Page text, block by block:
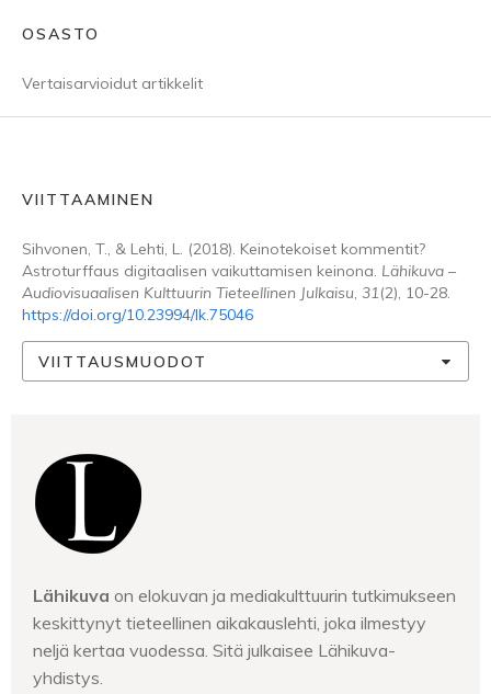
OSASTO
Vertaisarvioidut artikkelit
VIITTAAMINEN
Sihvonen, T., & Lehti, L. (2018). Keinotekoiset kommentit?
Astroturffaus digitaalisen vaikuttamisen keinona. Lähikuva –
Audiovisuaalisen Kulttuurin Tieteellinen Julkaisu, 31(2), 10-28.
https://doi.org/10.23994/lk.75046
VIITTAUSMUODOT
Lähikuva on elokuvan ja mediakulttuurin tutkimukseen
keskittynyt tieteellinen aikakauslehti, joka ilmestyy
neljä kertaa vuodessa. Sitä julkaisee Lähikuva-
yhdistys.